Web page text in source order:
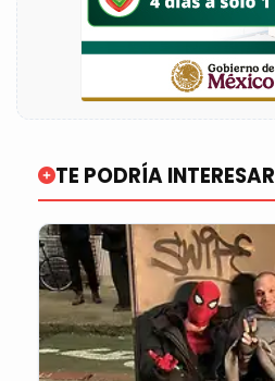
TE PODRÍA INTERESAR